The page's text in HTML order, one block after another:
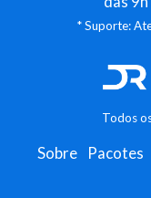
* Suporte:
Todos
Sobre Pacotes